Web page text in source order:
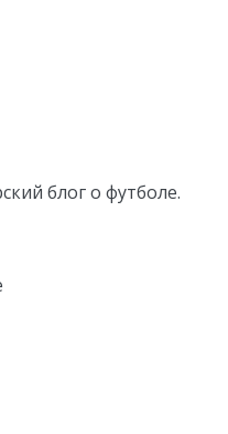
блог о футболе.